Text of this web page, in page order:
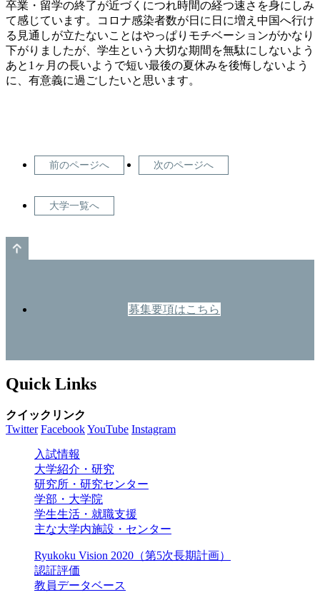
卒業・留学の終了が近づくにつれ時間の経つ速さを身にしみ
て感じています。コロナ感染者数が日に日に増え中国へ行け
る見通しが立たないことはやっぱりモチベーションがかなり
下がりましたが、学生という大切な期間を無駄にしないよう
あと1ヶ月の長いようで短い最後の夏休みを後悔しないよう
に、有意義に過ごしたいと思います。
前のページへ 次のページへ
大学一覧へ
募集要項はこちら
Quick Links
クイックリンク
Twitter FacebookYouTube Instagram
入試情報
大学紹介・研究
研究所・研究センター
学部・大学院
学生生活・就職支援
主な大学内施設・センター
Ryukoku Vision 2020（第5次長期計画）
認証評価
教員データベース